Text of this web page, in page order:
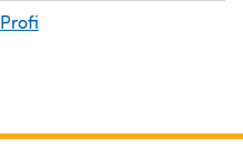
Profi